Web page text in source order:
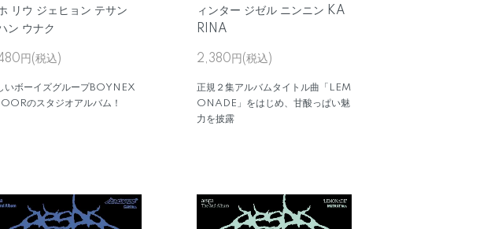
リウ ジェヒョン テサン
ン ウナク
円(税込)
いボーイズグループBOYNEX
のスタジオアルバム！
ィンター ジゼル ニンニン KA
RINA
2,380円(税込)
正規２集アルバムタイトル曲「LEM
ONADE」をはじめ、甘酸っぱい魅
力を披露